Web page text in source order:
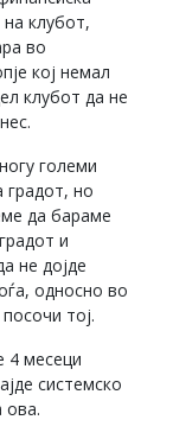
клубот,
во
кој немал
клубот да не
големи
градот, но
да бараме
и
не дојде
односно во
тој.
4 месеци
системско
ова.